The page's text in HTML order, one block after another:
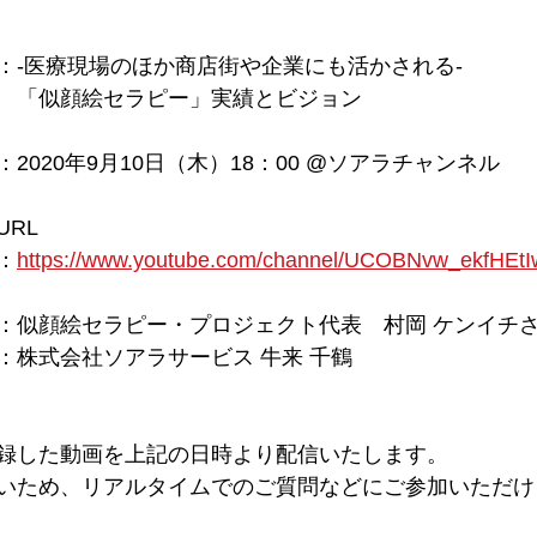
-医療現場のほか商店街や企業にも活かされる-
ピー」実績とビジョン
2020年9月10日（木）18：00 @ソアラチャンネル
ルURL
https://www.youtube.com/channel/
似顔絵セラピー・プロジェクト代表　村岡 ケンイチ
式会社ソアラサービス 牛来 千鶴
た動画を上記の日時より配信いたします。
め、リアルタイムでのご質問などにご参加いただ